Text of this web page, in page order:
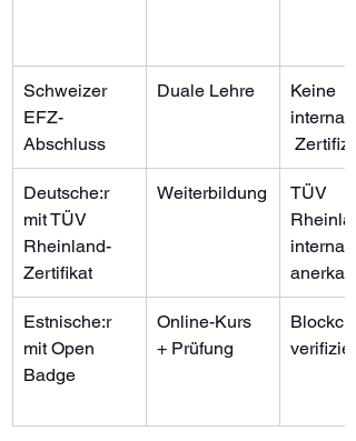
Schweizer
EFZ-
Abschluss
Duale Lehre
Keine
Deutsche:r
mit TÜV
Rheinland-
Zertifikat
Weiterbildung
TÜV
Estnische:r
mit Open
Badge
Online-Kurs
+ Prüfung
verifiziert